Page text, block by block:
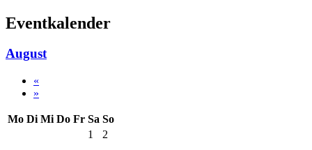
Eventkalender
August
«
»
Mo Di Mi Do Fr Sa So
1
2